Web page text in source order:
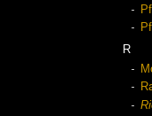
R